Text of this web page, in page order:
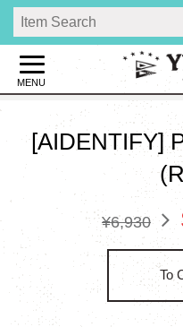
MENU
[AIDENTIFY]
¥6,930
To